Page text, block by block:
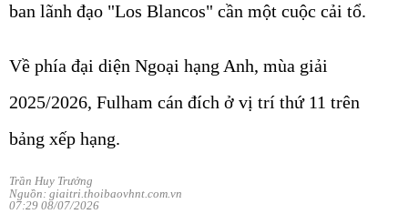
ban lãnh đạo "Los Blancos" cần một cuộc cải tổ.
Về phía đại diện Ngoại hạng Anh, mùa giải
2025/2026, Fulham cán đích ở vị trí thứ 11 trên
bảng xếp hạng.
Trần Huy Trưởng
Nguồn: giaitri.thoibaovhnt.com.vn
07:29 08/07/2026